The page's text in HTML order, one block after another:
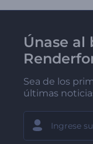
Únase al
Sea de los
últimas